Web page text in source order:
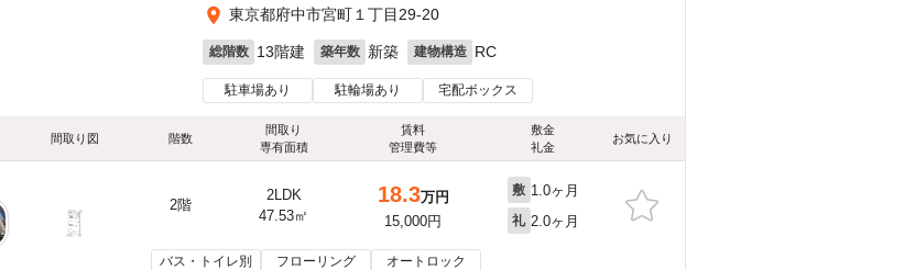
東京都府中市宮町１丁目29-20
総階数 13階建 築年数 新築 建物構造 RC
駐車場あり 駐輪場あり 宅配ボックス
間取り図 階数
間取り
専有面積
賃料
管理費等
敷金
礼金
お気に入り
2階
2LDK
47.53㎡
18.3万円
15,000円
敷 1.0ヶ月
礼 2.0ヶ月
バス・トイレ別 フローリング オートロック